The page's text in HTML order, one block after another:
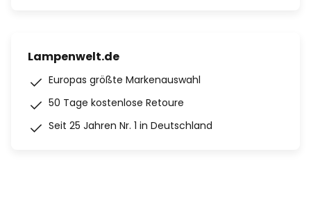
Lampenwelt.de
Europas größte Markenauswahl
50 Tage kostenlose Retoure
Seit 25 Jahren Nr. 1 in Deutschland